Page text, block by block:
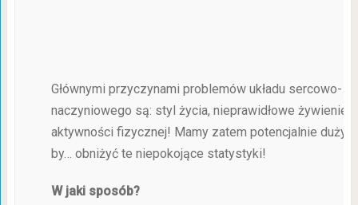
Głównymi przyczynami problemów układu sercowo-
naczyniowego są: styl życia, nieprawidłowe żywienie i
aktywności fizycznej! Mamy zatem potencjalnie duży
by… obniżyć te niepokojące statystyki!
W jaki sposób?